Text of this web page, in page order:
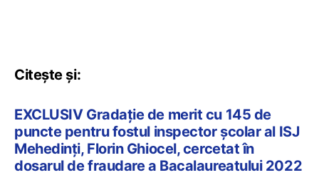
Citește și:
EXCLUSIV Gradație de merit cu 145 de
puncte pentru fostul inspector școlar al ISJ
Mehedinți, Florin Ghiocel, cercetat în
dosarul de fraudare a Bacalaureatului 2022